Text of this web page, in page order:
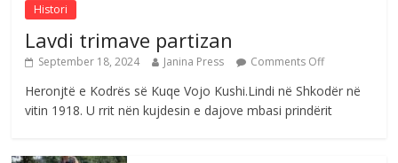
Histori
Lavdi trimave partizan
September 18, 2024 Janina Press Comments Off
Heronjtë e Kodrës së Kuqe Vojo Kushi.Lindi në Shkodër në
vitin 1918. U rrit nën kujdesin e dajove mbasi prindërit